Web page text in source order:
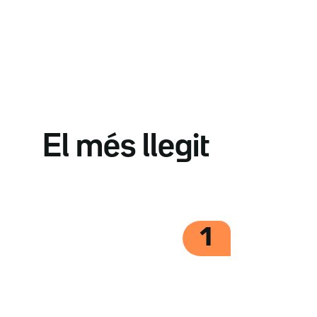
El més llegit
1